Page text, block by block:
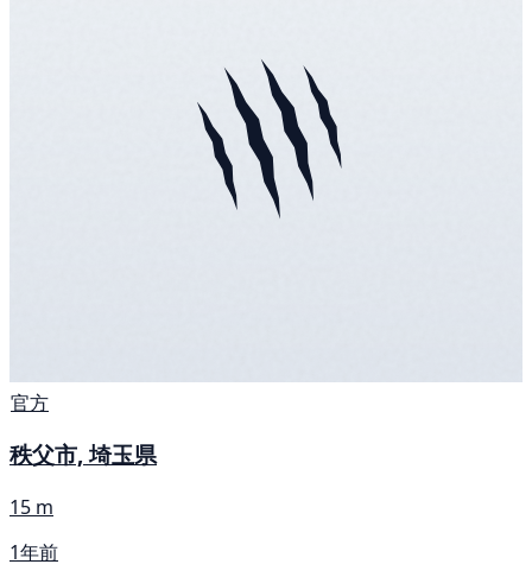
官方
秩父市, 埼玉県
15 m
1年前